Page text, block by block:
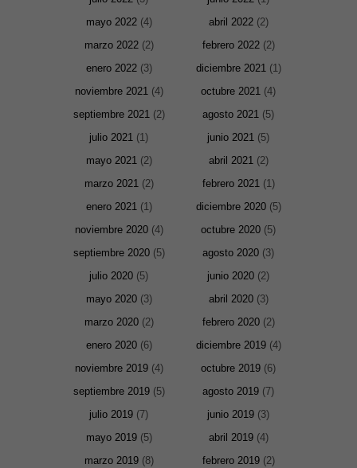
mayo 2022(4) abril 2022(2)
marzo 2022(2) febrero 2022(2)
enero 2022(3) diciembre 2021(1)
noviembre 2021(4) octubre 2021 (4)
septiembre 2021(2) agosto 2021 (5)
julio 2021 (1) junio 2021 (5)
mayo 2021(2) abril 2021(2)
marzo 2021(2) febrero 2021(1)
enero 2021(1) diciembre 2020(5)
noviembre 2020(4) octubre 2020 (5)
septiembre 2020(5) agosto 2020 (3)
julio 2020 (5) junio 2020 (2)
mayo 2020(3) abril 2020(3)
marzo 2020(2) febrero 2020(2)
enero 2020(6) diciembre 2019(4)
noviembre 2019(4) octubre 2019 (6)
septiembre 2019(5) agosto 2019 (7)
julio 2019 (7) junio 2019 (3)
mayo 2019(5) abril 2019(4)
marzo 2019(8) febrero 2019(2)